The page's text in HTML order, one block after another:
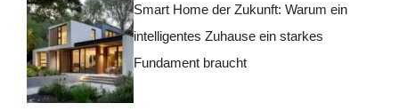
Smart Home der Zukunft: Warum ein
intelligentes Zuhause ein starkes
Fundament braucht